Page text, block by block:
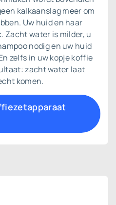
kalkaanslag meer om
Uw huid en haar
Zacht water is milder, u
nodig en uw huid
zelfs in uw kopje koffie
zacht water laat
komen.